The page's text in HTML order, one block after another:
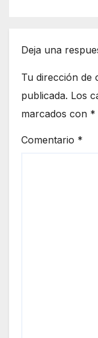
Deja una
Tu dirección de
publicada. Los
marcados con *
Comentario *